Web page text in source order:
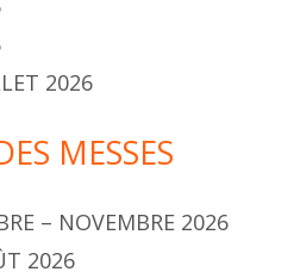
2026
MESSES
– NOVEMBRE 2026
2026